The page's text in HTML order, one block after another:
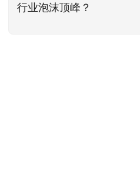
行业泡沫顶峰？